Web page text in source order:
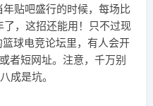
年贴吧盛行的时候，每场比
，这招还能用！只不过现
球电竞论坛里，有人会开
者短网址。注意，千万别
成是坑。